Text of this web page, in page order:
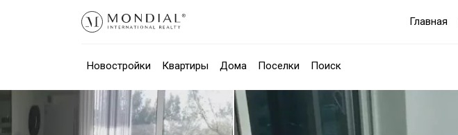
Главная
Новостройки Квартиры Дома Поселки Поиск